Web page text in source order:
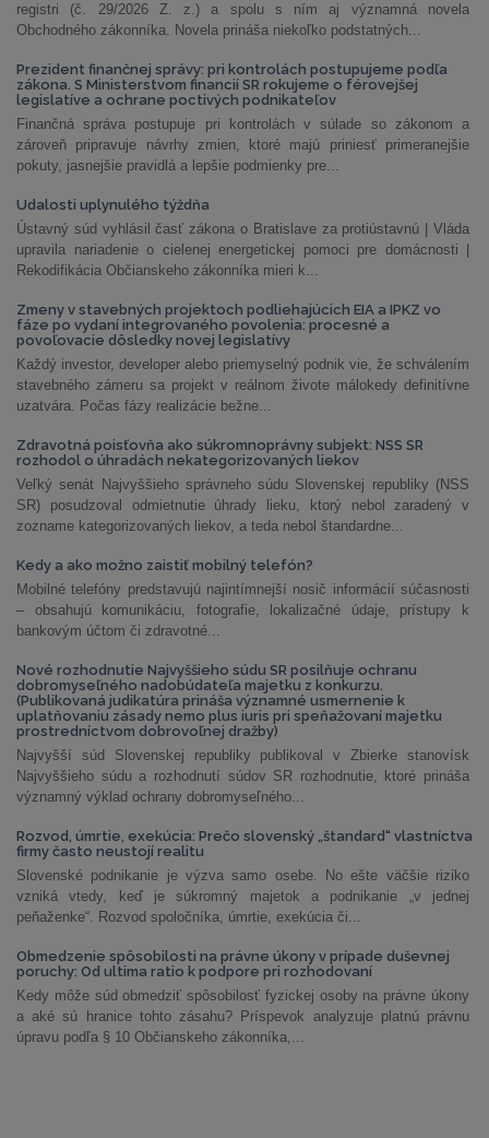
registri (č. 29/2026 Z. z.) a spolu s ním aj významná novela
Obchodného zákonníka. Novela prináša niekoľko podstatných...
Prezident finančnej správy: pri kontrolách postupujeme podľa
zákona. S Ministerstvom financií SR rokujeme o férovejšej
legislatíve a ochrane poctivých podnikateľov
Finančná správa postupuje pri kontrolách v súlade so zákonom a
zároveň pripravuje návrhy zmien, ktoré majú priniesť primeranejšie
pokuty, jasnejšie pravidlá a lepšie podmienky pre...
Udalosti uplynulého týždňa
Ústavný súd vyhlásil časť zákona o Bratislave za protiústavnú | Vláda
upravila nariadenie o cielenej energetickej pomoci pre domácnosti |
Rekodifikácia Občianskeho zákonníka mieri k...
Zmeny v stavebných projektoch podliehajúcich EIA a IPKZ vo
fáze po vydaní integrovaného povolenia: procesné a
povoľovacie dôsledky novej legislatívy
Každý investor, developer alebo priemyselný podnik vie, že schválením
stavebného zámeru sa projekt v reálnom živote málokedy definitívne
uzatvára. Počas fázy realizácie bežne...
Zdravotná poisťovňa ako súkromnoprávny subjekt: NSS SR
rozhodol o úhradách nekategorizovaných liekov
Veľký senát Najvyššieho správneho súdu Slovenskej republiky (NSS
SR) posudzoval odmietnutie úhrady lieku, ktorý nebol zaradený v
zozname kategorizovaných liekov, a teda nebol štandardne...
Kedy a ako možno zaistiť mobilný telefón?
Mobilné telefóny predstavujú najintímnejší nosič informácií súčasnosti
– obsahujú komunikáciu, fotografie, lokalizačné údaje, prístupy k
bankovým účtom či zdravotné...
Nové rozhodnutie Najvyššieho súdu SR posilňuje ochranu
dobromyseľného nadobúdateľa majetku z konkurzu.
(Publikovaná judikatúra prináša významné usmernenie k
uplatňovaniu zásady nemo plus iuris pri speňažovaní majetku
prostredníctvom dobrovoľnej dražby)
Najvyšší súd Slovenskej republiky publikoval v Zbierke stanovísk
Najvyššieho súdu a rozhodnutí súdov SR rozhodnutie, ktoré prináša
významný výklad ochrany dobromyseľného...
Rozvod, úmrtie, exekúcia: Prečo slovenský „štandard“ vlastníctva
firmy často neustojí realitu
Slovenské podnikanie je výzva samo osebe. No ešte väčšie riziko
vzniká vtedy, keď je súkromný majetok a podnikanie „v jednej
peňaženke“. Rozvod spoločníka, úmrtie, exekúcia či...
Obmedzenie spôsobilosti na právne úkony v prípade duševnej
poruchy: Od ultima ratio k podpore pri rozhodovaní
Kedy môže súd obmedziť spôsobilosť fyzickej osoby na právne úkony
a aké sú hranice tohto zásahu? Príspevok analyzuje platnú právnu
úpravu podľa § 10 Občianskeho zákonníka,...